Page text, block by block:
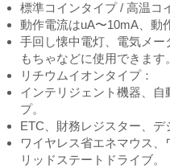
標準コインタイプ / 高温コ
動作電流はuA〜10mA、動
手回し懐中電灯、電気メ
もちゃなどに使用できます。
リチウムイオンタイプ：
インテリジェント機器、
プ。
ETC、財務レジスター、デ
ワイヤレス省エネマウス
リッドステートドライブ。